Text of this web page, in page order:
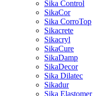
Sika Control
SikaCor
Sika CorroTop
Sikacrete
Sikacryl
SikaCure
SikaDamp
SikaDecor
Sika Dilatec
Sikadur
Sika Elastomer